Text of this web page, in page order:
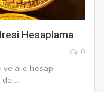
Hesaplama
0
alıcı hesap
de…